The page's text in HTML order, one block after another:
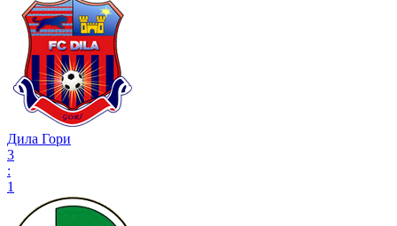
Дила Гори
3
:
1